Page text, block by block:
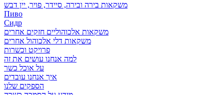
משקאות בירה ובירה, סיידר, פויר, יין דבש
Пиво
Сидр
משקאות אלכוהוליים חזקים אחרים
משקאות דלי אלכוהול אחרים
פרויקט וכשרות
למה אנחנו עושים את זה
על אוכל כשר
איך אנחנו עובדים
הספקים שלנו